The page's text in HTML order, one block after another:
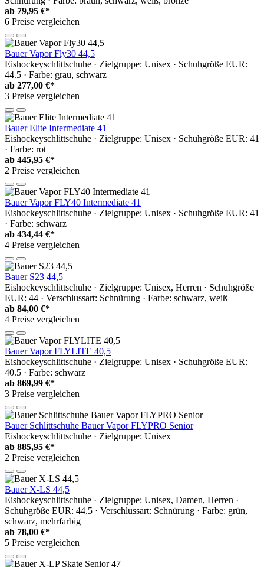
ab 79,95 €*
6 Preise vergleichen
Bauer Vapor Fly30 44,5
Eishockeyschlittschuhe · Zielgruppe: Unisex · Schuhgröße EUR:
44.5 · Farbe: grau, schwarz
ab 277,00 €*
3 Preise vergleichen
Bauer Elite Intermediate 41
Eishockeyschlittschuhe · Zielgruppe: Unisex · Schuhgröße EUR: 41
· Farbe: rot
ab 445,95 €*
2 Preise vergleichen
Bauer Vapor FLY40 Intermediate 41
Eishockeyschlittschuhe · Zielgruppe: Unisex · Schuhgröße EUR: 41
· Farbe: schwarz
ab 434,44 €*
4 Preise vergleichen
Bauer S23 44,5
Eishockeyschlittschuhe · Zielgruppe: Unisex, Herren · Schuhgröße
EUR: 44 · Verschlussart: Schnürung · Farbe: schwarz, weiß
ab 84,00 €*
4 Preise vergleichen
Bauer Vapor FLYLITE 40,5
Eishockeyschlittschuhe · Zielgruppe: Unisex · Schuhgröße EUR:
40.5 · Farbe: schwarz
ab 869,99 €*
3 Preise vergleichen
Bauer Schlittschuhe Bauer Vapor FLYPRO Senior
Eishockeyschlittschuhe · Zielgruppe: Unisex
ab 885,95 €*
2 Preise vergleichen
Bauer X-LS 44,5
Eishockeyschlittschuhe · Zielgruppe: Unisex, Damen, Herren ·
Schuhgröße EUR: 44.5 · Verschlussart: Schnürung · Farbe: grün,
schwarz, mehrfarbig
ab 78,00 €*
5 Preise vergleichen